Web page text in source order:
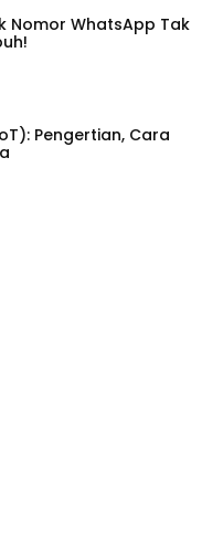
Nomor WhatsApp Tak
Pengertian, Cara